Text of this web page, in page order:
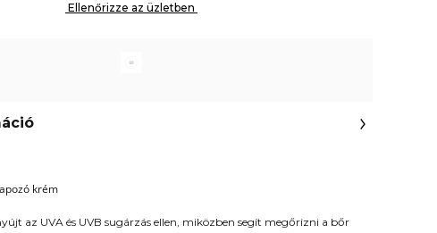
krém
az UVA és UVB sugárzás ellen, miközben segít megőrizni a bőr